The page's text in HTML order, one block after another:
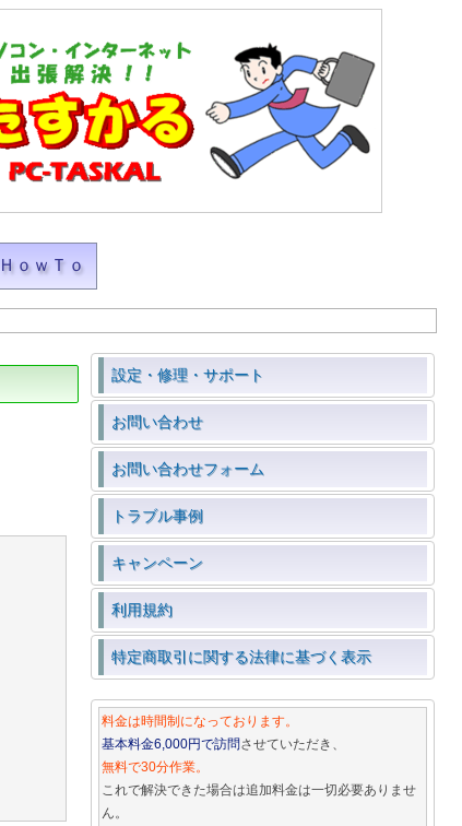
ＨｏｗＴｏ
設定・修理・サポート
お問い合わせ
お問い合わせフォーム
トラブル事例
キャンペーン
利用規約
特定商取引に関する法律に基づく表示
料金は時間制になっております。
基本料金6,000円で訪問させていただき、
無料で30分作業。
これで解決できた場合は追加料金は一切必要ありませ
ん。